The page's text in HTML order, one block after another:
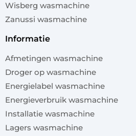
Wisberg wasmachine
Zanussi wasmachine
informatie
Afmetingen wasmachine
Droger op wasmachine
Energielabel wasmachine
Energieverbruik wasmachine
Installatie wasmachine
Lagers wasmachine